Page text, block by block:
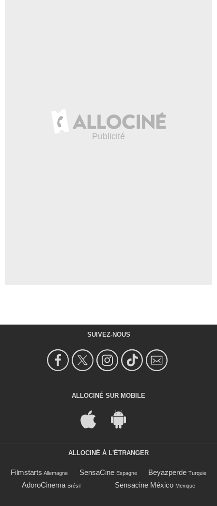
SUIVEZ-NOUS
ALLOCINÉ SUR MOBILE
ALLOCINÉ À L'ÉTRANGER
Filmstarts Allemagne SensaCine Espagne Beyazperde Turquie
AdoroCinema Brésil Sensacine México Mexique